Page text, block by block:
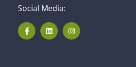
Social Media: